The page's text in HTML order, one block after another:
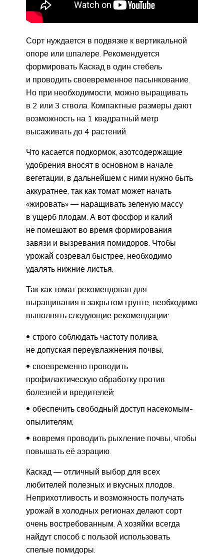
Сорт нуждается в подвязке к вертикальной
опоре или шпалере. Рекомендуется
формировать Каскад в один стебель
и проводить своевременное пасынкование.
Но при необходимости, можно выращивать
в 2 или 3 ствола. Компактные размеры дают
возможность на 1 квадратный метр
высаживать до 4 растений.
Что касается подкормок, азотсодержащие
удобрения вносят в основном в начале
вегетации, в дальнейшем с ними нужно быть
аккуратнее, так как томат может начать
«жировать» — наращивать зеленую массу
в ущерб плодам. А вот фосфор и калий
не помешают во время формирования
завязи и вызревания помидоров. Чтобы
урожай созревал быстрее, необходимо
удалять нижние листья.
Так как томат рекомендован для
выращивания в закрытом грунте, необходимо
выполнять следующие рекомендации:
строго соблюдать частоту полива,
не допуская переувлажнения почвы;
своевременно проводить
профилактическую обработку против
болезней и вредителей;
обеспечить свободный доступ насекомым-
опылителям;
вовремя проводить рыхление почвы, чтобы
повышать её аэрацию.
Каскад — отличный выбор для всех
любителей полезных и вкусных плодов.
Неприхотливость и возможность получать
урожай в холодных регионах делают сорт
очень востребованным. А хозяйки всегда
найдут способ с пользой использовать
спелые помидоры.